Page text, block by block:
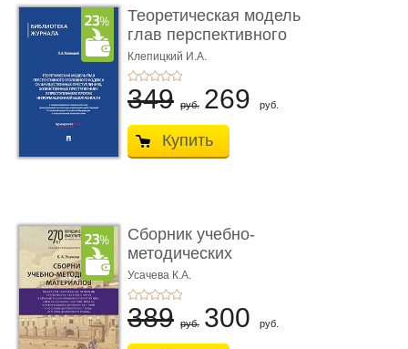
Теоретическая модель
глав перспективного
УК о ...
Клепицкий И.А.
349 руб. 269 руб.
Купить
Сборник учебно-
методических
материалов по кур ...
Усачева К.А.
389 руб. 300 руб.